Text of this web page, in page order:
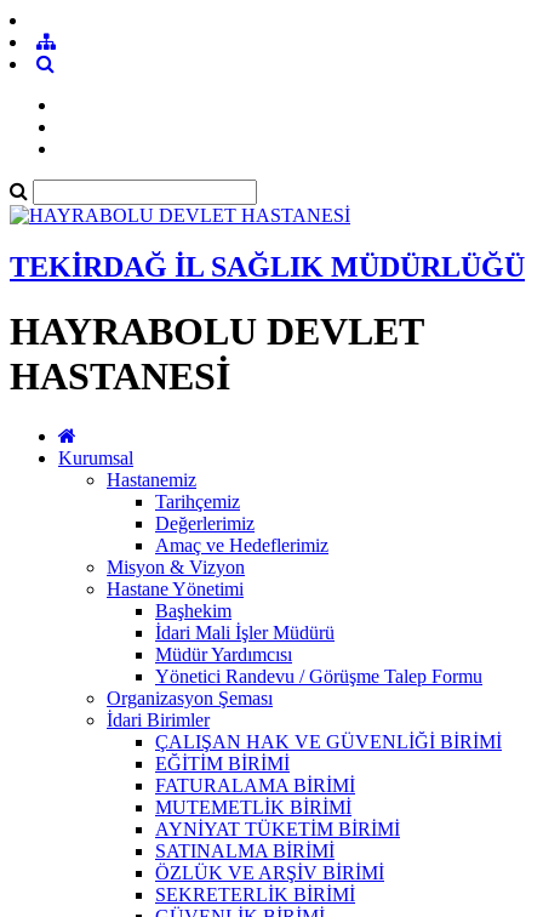
TEKİRDAĞ İL SAĞLIK MÜDÜRLÜĞÜ
HAYRABOLU DEVLET
HASTANESİ
Kurumsal
Hastanemiz
Tarihçemiz
Değerlerimiz
Amaç ve Hedeflerimiz
Misyon & Vizyon
Hastane Yönetimi
Başhekim
İdari Mali İşler Müdürü
Müdür Yardımcısı
Yönetici Randevu / Görüşme Talep Formu
Organizasyon Şeması
İdari Birimler
ÇALIŞAN HAK VE GÜVENLİĞİ BİRİMİ
EĞİTİM BİRİMİ
FATURALAMA BİRİMİ
MUTEMETLİK BİRİMİ
AYNİYAT TÜKETİM BİRİMİ
SATINALMA BİRİMİ
ÖZLÜK VE ARŞİV BİRİMİ
SEKRETERLİK BİRİMİ